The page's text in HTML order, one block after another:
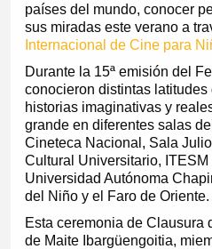
países del mundo, conocer
sus miradas este verano a
Internacional de Cine para
Durante la 15ª emisión del
conocieron distintas
historias imaginativas y
grande en diferentes salas
Cineteca Nacional, Sala
Cultural Universitario,
Universidad Autónoma
del Niño y el Faro de Oriente.
Esta ceremonia de Clausura
de Maite Ibargüengoitia,